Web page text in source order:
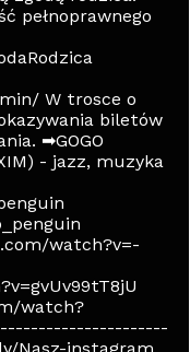
pełnoprawnego
W trosce o
biletów
➡GOGO
- jazz, muzyka
watch?v=-
watch?